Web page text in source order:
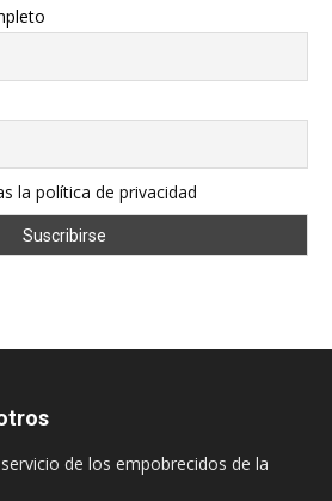
la política de privacidad
de los empobrecidos de la